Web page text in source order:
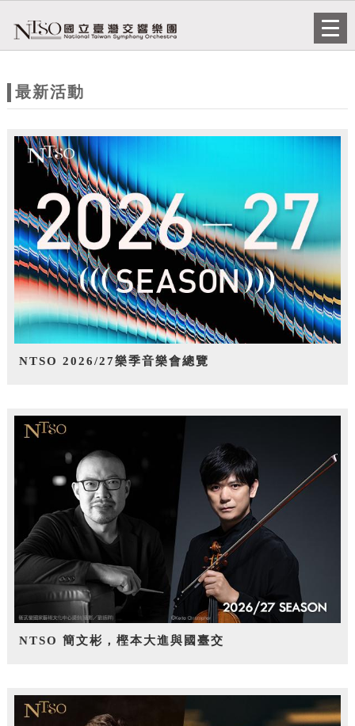
站
題
最新活動
NTSO 2026/27樂季音樂會總覽
NTSO 簡文彬，樫本大進與國臺交